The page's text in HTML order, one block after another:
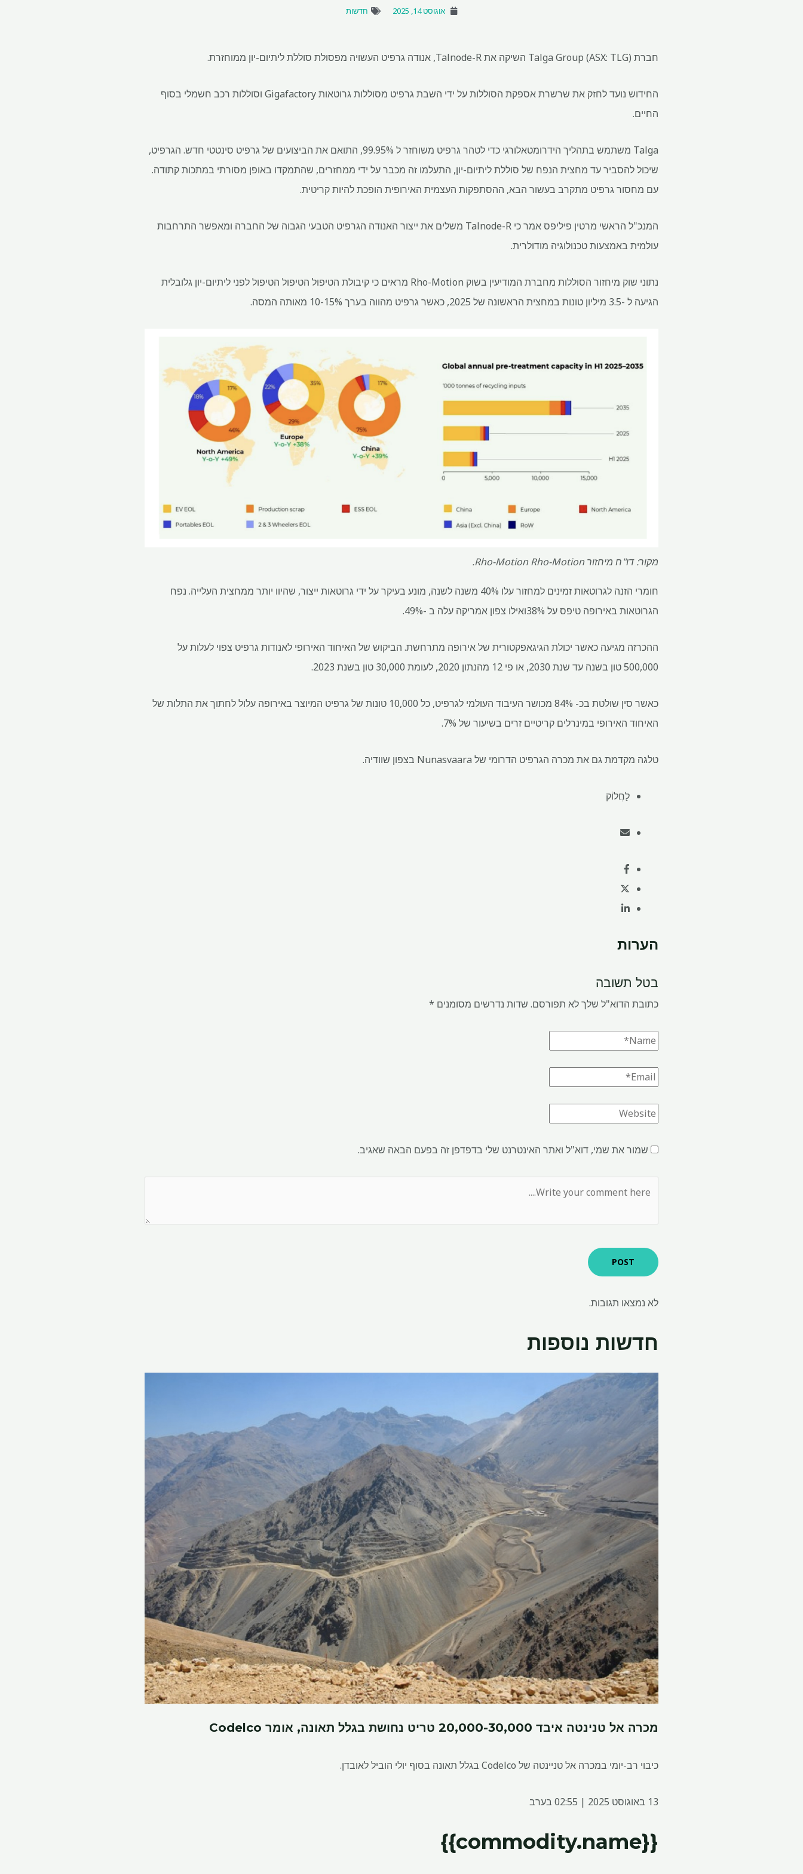
אוגוסט 14, 2025 חדשות
חברת Talga Group (ASX: TLG) השיקה את Talnode-R, אנודה גרפיט העשויה מפסולת סוללת ליתיום-יון ממוחזרת.
החידוש נועד לחזק את שרשרת אספקת הסוללות על ידי השבת גרפיט מסוללות גרוטאות Gigafactory וסוללות רכב חשמלי בסוף
החיים.
Talga משתמש בתהליך הידרומטאלורגי כדי לטהר גרפיט משוחזר ל 99.95%, התואם את הביצועים של גרפיט סינטטי חדש. הגרפיט,
שיכול להסביר עד מחצית הנפח של סוללת ליתיום-יון, התעלמו זה מכבר על ידי ממחזרים, שהתמקדו באופן מסורתי במתכות קתודה.
עם מחסור גרפיט מתקרב בעשור הבא, ההסתפקות העצמית האירופית הופכת להיות קריטית.
המנכ"ל הראשי מרטין פיליפס אמר כי Talnode-R משלים את ייצור האנודה הגרפיט הטבעי הגבוה של החברה ומאפשר התרחבות
עולמית באמצעות טכנולוגיה מודולרית.
נתוני שוק מיחזור הסוללות מחברת המודיעין בשוק Rho-Motion מראים כי קיבולת הטיפול הטיפול הטיפול לפני ליתיום-יון גלובלית
הגיעה ל -3.5 מיליון טונות במחצית הראשונה של 2025, כאשר גרפיט מהווה בערך 10-15% מאותה המסה.
מקור: דו"ח מיחזור Rho-Motion Rho-Motion.
חומרי הזנה לגרוטאות זמינים למחזור עלו 40% משנה לשנה, מונע בעיקר על ידי גרוטאות ייצור, שהיוו יותר ממחצית העלייה. נפח
הגרוטאות באירופה טיפס על 38%ואילו צפון אמריקה עלה ב -49%.
ההכרזה מגיעה כאשר יכולת הגיגאפקטורית של אירופה מתרחשת. הביקוש של האיחוד האירופי לאנודות גרפיט צפוי לעלות על
500,000 טון בשנה עד שנת 2030, או פי 12 מהנתון 2020, לעומת 30,000 טון בשנת 2023.
כאשר סין שולטת בכ- 84% מכושר העיבוד העולמי לגרפיט, כל 10,000 טונות של גרפיט המיוצר באירופה עלול לחתוך את התלות של
האיחוד האירופי במינרלים קריטיים זרים בשיעור של 7%.
טלגה מקדמת גם את מכרה הגרפיט הדרומי של Nunasvaara בצפון שוודיה.
לַחֲלוֹק
הערות
בטל תשובה
כתובת הדוא"ל שלך לא תפורסם. שדות נדרשים מסומנים *
שמור את שמי, דוא"ל ואתר האינטרנט שלי בדפדפן זה בפעם הבאה שאגיב.
לא נמצאו תגובות.
חדשות נוספות
מכרה אל טנינטה איבד 20,000-30,000 טריט נחושת בגלל תאונה, אומר Codelco
כיבוי רב-יומי במכרה אל טניינטה של Codelco בגלל תאונה בסוף יולי הוביל לאובדן.
13 באוגוסט 2025 | 02:55 בערב
{{commodity.name}}